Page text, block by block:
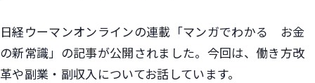
日経ウーマンオンラインの連載「マンガでわかる お金
の新常識」の記事が公開されました。今回は、働き方改
革や副業・副収入についてお話しています。